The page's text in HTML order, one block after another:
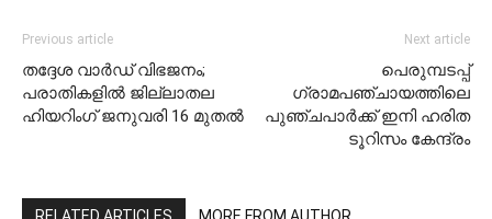
Previous article
തദ്ദേശ വാര്‍ഡ് വിഭജനം;
പരാതികളില്‍ ജില്ലാതല
ഹിയറിംഗ് ജനുവരി 16 മുതല്‍
Next article
പെരുമ്പടപ്പ്
ഗ്രാമപഞ്ചായത്തിലെ
പുഞ്ചപാര്‍ക്ക് ഇനി ഹരിത
ടൂറിസം കേന്ദ്രം